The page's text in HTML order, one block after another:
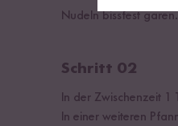
Nudeln bissfest garen.
Schritt 02
In der Zwischenzeit
In einer weiteren